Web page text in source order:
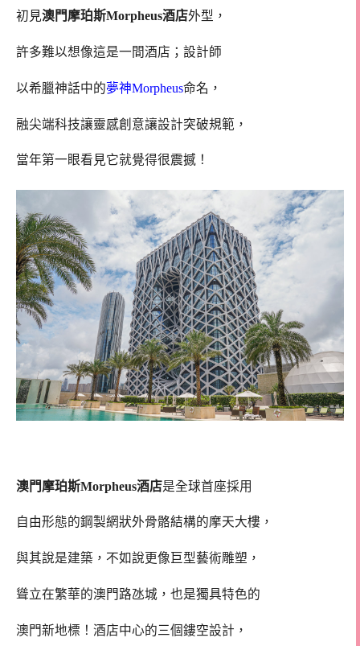
初見澳門摩珀斯Morpheus酒店外型，
許多難以想像這是一間酒店；設計師
以希臘神話中的夢神Morpheus命名，
融尖端科技讓靈感創意讓設計突破規範，
當年第一眼看見它就覺得很震撼！
澳門摩珀斯Morpheus酒店是全球首座採用
自由形態的鋼製網狀外骨骼結構的摩天大樓，
與其說是建築，不如說更像巨型藝術雕塑，
聳立在繁華的澳門路氹城，也是獨具特色的
澳門新地標！酒店中心的三個鏤空設計，